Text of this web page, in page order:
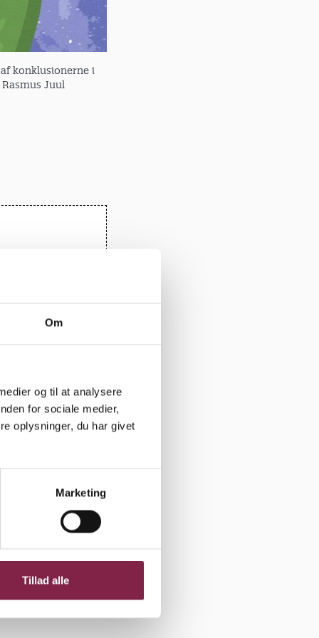
Om
og til at analysere
for sociale medier,
oplysninger, du har givet
Marketing
Tillad alle
konklusionerne i
Juul
og
det